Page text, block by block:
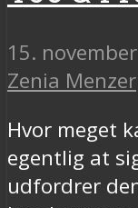
15.
Zenia Menzer
Hvor meget
egentlig at
udfordrer